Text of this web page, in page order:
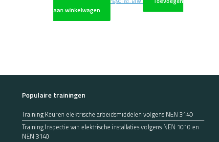
aan winkelwagen
Populaire trainingen
Training Keuren elektrische arbeidsmiddelen volgens NEN 3140
Training Inspectie van elektrische installaties volgens NEN 1010 en
NEN 3140